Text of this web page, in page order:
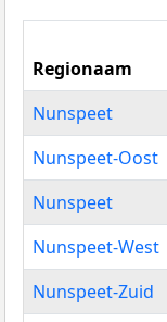
Regionaam
Regionaam
Nunspeet
Nunspeet-Oost
Nunspeet
Nunspeet-West
Nunspeet-Zuid